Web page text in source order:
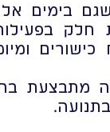
בימים
חלק
מתבצעת